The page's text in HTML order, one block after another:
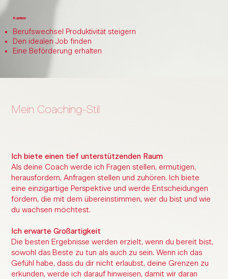
Ich biete einen tief unterstützenden Raum
Als deine Coach werde ich Fragen stellen, ermutigen,
herausfordern, Anfragen stellen und zuhören. Ich biete
eine einzigartige Perspektive und werde Entscheidungen
fördern, die mit dem übereinstimmen, wer du bist und wie
du wachsen möchtest.
Ich erwarte Großartigkeit
Die besten Ergebnisse werden erzielt, wenn du bereit bist,
sowohl das Beste zu tun als auch zu sein. Wenn ich das
Gefühl habe, dass du dir nicht erlaubst, deine Grenzen zu
erkunden, werde ich darauf hinweisen, damit wir daran
Mein Coaching-Stil
Karriere
Berufswechsel Produktivität steigern
Den idealen Job finden
Eine Beförderung erhalten